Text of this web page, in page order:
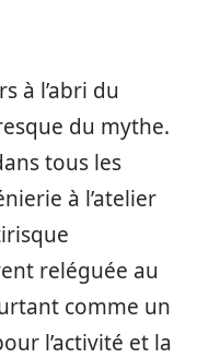
à l’abri du
du mythe.
tous les
à l’atelier
reléguée au
comme un
l’activité et la